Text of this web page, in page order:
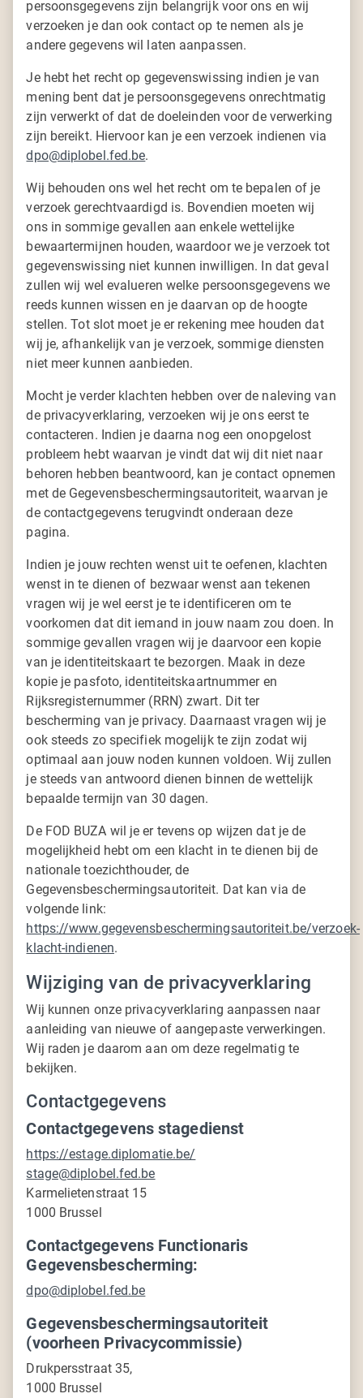
persoonsgegevens zijn belangrijk voor ons en wij
verzoeken je dan ook contact op te nemen als je
andere gegevens wil laten aanpassen.
Je hebt het recht op gegevenswissing indien je van
mening bent dat je persoonsgegevens onrechtmatig
zijn verwerkt of dat de doeleinden voor de verwerking
zijn bereikt. Hiervoor kan je een verzoek indienen via
dpo@diplobel.fed.be.
Wij behouden ons wel het recht om te bepalen of je
verzoek gerechtvaardigd is. Bovendien moeten wij
ons in sommige gevallen aan enkele wettelijke
bewaartermijnen houden, waardoor we je verzoek tot
gegevenswissing niet kunnen inwilligen. In dat geval
zullen wij wel evalueren welke persoonsgegevens we
reeds kunnen wissen en je daarvan op de hoogte
stellen. Tot slot moet je er rekening mee houden dat
wij je, afhankelijk van je verzoek, sommige diensten
niet meer kunnen aanbieden.
Mocht je verder klachten hebben over de naleving van
de privacyverklaring, verzoeken wij je ons eerst te
contacteren. Indien je daarna nog een onopgelost
probleem hebt waarvan je vindt dat wij dit niet naar
behoren hebben beantwoord, kan je contact opnemen
met de Gegevensbeschermingsautoriteit, waarvan je
de contactgegevens terugvindt onderaan deze
pagina.
Indien je jouw rechten wenst uit te oefenen, klachten
wenst in te dienen of bezwaar wenst aan tekenen
vragen wij je wel eerst je te identificeren om te
voorkomen dat dit iemand in jouw naam zou doen. In
sommige gevallen vragen wij je daarvoor een kopie
van je identiteitskaart te bezorgen. Maak in deze
kopie je pasfoto, identiteitskaartnummer en
Rijksregisternummer (RRN) zwart. Dit ter
bescherming van je privacy. Daarnaast vragen wij je
ook steeds zo specifiek mogelijk te zijn zodat wij
optimaal aan jouw noden kunnen voldoen. Wij zullen
je steeds van antwoord dienen binnen de wettelijk
bepaalde termijn van 30 dagen.
De FOD BUZA wil je er tevens op wijzen dat je de
mogelijkheid hebt om een klacht in te dienen bij de
nationale toezichthouder, de
Gegevensbeschermingsautoriteit. Dat kan via de
volgende link:
https://www.gegevensbeschermingsautoriteit.be/verzoek-
klacht-indienen.
Wijziging van de privacyverklaring
Wij kunnen onze privacyverklaring aanpassen naar
aanleiding van nieuwe of aangepaste verwerkingen.
Wij raden je daarom aan om deze regelmatig te
bekijken.
Contactgegevens
Contactgegevens stagedienst
https://estage.diplomatie.be/
stage@diplobel.fed.be
Karmelietenstraat 15
1000 Brussel
Contactgegevens Functionaris
Gegevensbescherming:
dpo@diplobel.fed.be
Gegevensbeschermingsautoriteit
(voorheen Privacycommissie)
Drukpersstraat 35,
1000 Brussel